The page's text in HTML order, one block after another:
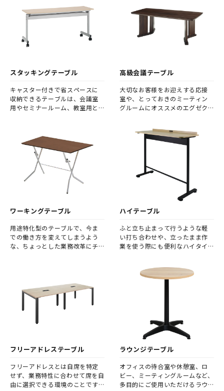
スタッキングテーブル
キャスター付きで省スペースに
収納できるテーブルは、会議室
用やセミナールーム、教室用と
高級会議テーブル
大切なお客様をお迎えする応接
室や、とっておきのミーティン
グルームにオススメのエグゼク
ワーキングテーブル
用途特化型のテーブルで、今ま
での働き方を変えてしまうよう
な、ちょっとした業務改革にチ
ハイテーブル
ふと立ち止まって行うような軽
い打ち合わせや、立ったまま作
業を使う際にも便利なハイタイ
フリーアドレステーブル
フリーアドレスとは自席を特定
せず、業務特性に合わせて席を自
由に選択できる環境のことです。
ラウンジテーブル
オフィスの待合室や休憩室、ロ
ビー、ミーティングルームなど、
多目的にご使用いただけるラウ